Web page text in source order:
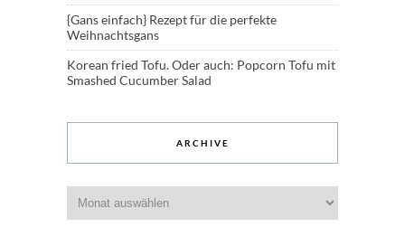
{Gans einfach} Rezept für die perfekte
Weihnachtsgans
Korean fried Tofu. Oder auch: Popcorn Tofu mit
Smashed Cucumber Salad
ARCHIVE